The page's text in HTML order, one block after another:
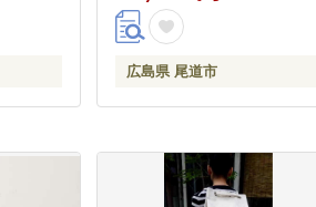
広島県 尾道市